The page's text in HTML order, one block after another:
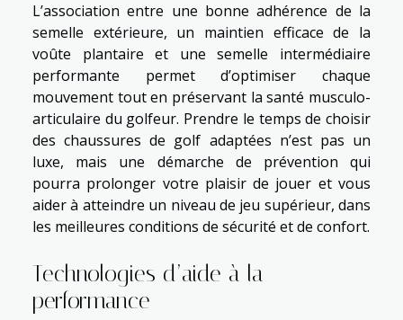
L’association entre une bonne adhérence de la
semelle extérieure, un maintien efficace de la
voûte plantaire et une semelle intermédiaire
performante permet d’optimiser chaque
mouvement tout en préservant la santé musculo-
articulaire du golfeur. Prendre le temps de choisir
des chaussures de golf adaptées n’est pas un
luxe, mais une démarche de prévention qui
pourra prolonger votre plaisir de jouer et vous
aider à atteindre un niveau de jeu supérieur, dans
les meilleures conditions de sécurité et de confort.
Technologies d’aide à la
performance